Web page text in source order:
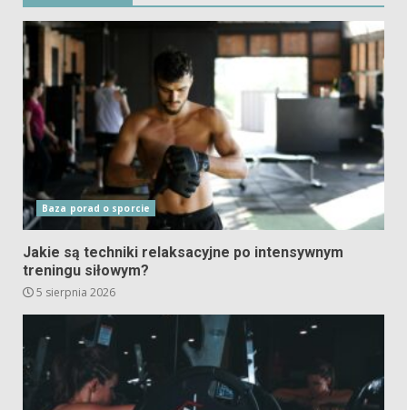
Baza porad o sporcie
Jakie są techniki relaksacyjne po intensywnym
treningu siłowym?
5 sierpnia 2026